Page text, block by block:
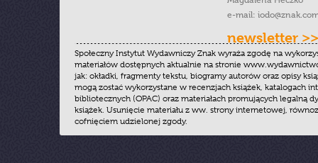
e-mail:
newsletter >>
Społeczny Instytut Wydawniczy Znak wyraża zgodę na
materiałów dostępnych aktualnie na stronie
jak: okładki, fragmenty tekstu, biogramy autorów oraz opisy
mogą zostać wykorzystane w recenzjach książek, katalogach
bibliotecznych (OPAC) oraz materiałach promujących legalną
książek. Usunięcie materiału z ww. strony internetowej,
cofnięciem udzielonej zgody.